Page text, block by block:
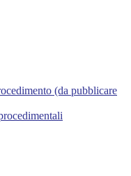
(da pubblicare